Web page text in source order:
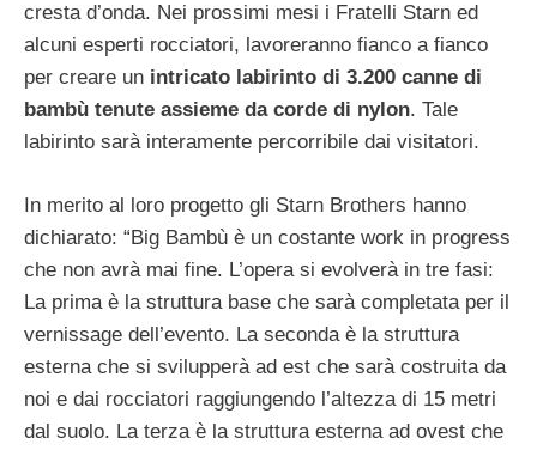
cresta d’onda. Nei prossimi mesi i Fratelli Starn ed
alcuni esperti rocciatori, lavoreranno fianco a fianco
per creare un intricato labirinto di 3.200 canne di
bambù tenute assieme da corde di nylon. Tale
labirinto sarà interamente percorribile dai visitatori.
In merito al loro progetto gli Starn Brothers hanno
dichiarato: “Big Bambù è un costante work in progress
che non avrà mai fine. L’opera si evolverà in tre fasi:
La prima è la struttura base che sarà completata per il
vernissage dell’evento. La seconda è la struttura
esterna che si svilupperà ad est che sarà costruita da
noi e dai rocciatori raggiungendo l’altezza di 15 metri
dal suolo. La terza è la struttura esterna ad ovest che